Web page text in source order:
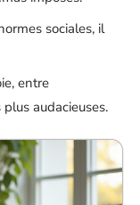
sociales, il
entre
audacieuses.